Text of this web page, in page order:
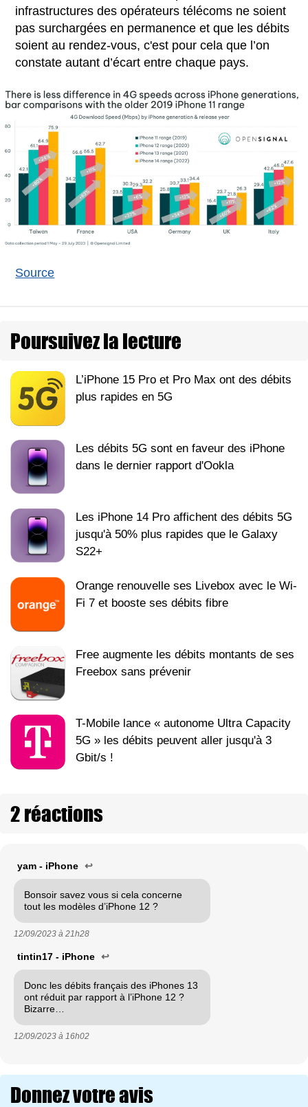
infrastructures des opérateurs télécoms ne soient
pas surchargées en permanence et que les débits
soient au rendez-vous, c'est pour cela que l’on
constate autant d’écart entre chaque pays.
Source
Poursuivez la lecture
L’iPhone 15 Pro et Pro Max ont des débits
plus rapides en 5G
Les débits 5G sont en faveur des iPhone
dans le dernier rapport d'Ookla
Les iPhone 14 Pro affichent des débits 5G
jusqu'à 50% plus rapides que le Galaxy
S22+
Orange renouvelle ses Livebox avec le Wi-
Fi 7 et booste ses débits fibre
Free augmente les débits montants de ses
Freebox sans prévenir
T-Mobile lance « autonome Ultra Capacity
5G » les débits peuvent aller jusqu'à 3
Gbit/s !
2 réactions
yam - iPhone ↩
Bonsoir savez vous si cela concerne
tout les modèles d’iPhone 12 ?
12/09/2023 à 21h28
tintin17 - iPhone ↩
Donc les débits français des iPhones 13
ont réduit par rapport à l’iPhone 12 ?
Bizarre…
12/09/2023 à 16h02
Donnez votre avis